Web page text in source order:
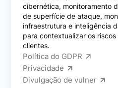
cibernética, monitoramento
de superfície de ataque,
infraestrutura e inteligência
para contextualizar os
clientes.
Política do GDPR
Privacidade
Divulgação de vulner